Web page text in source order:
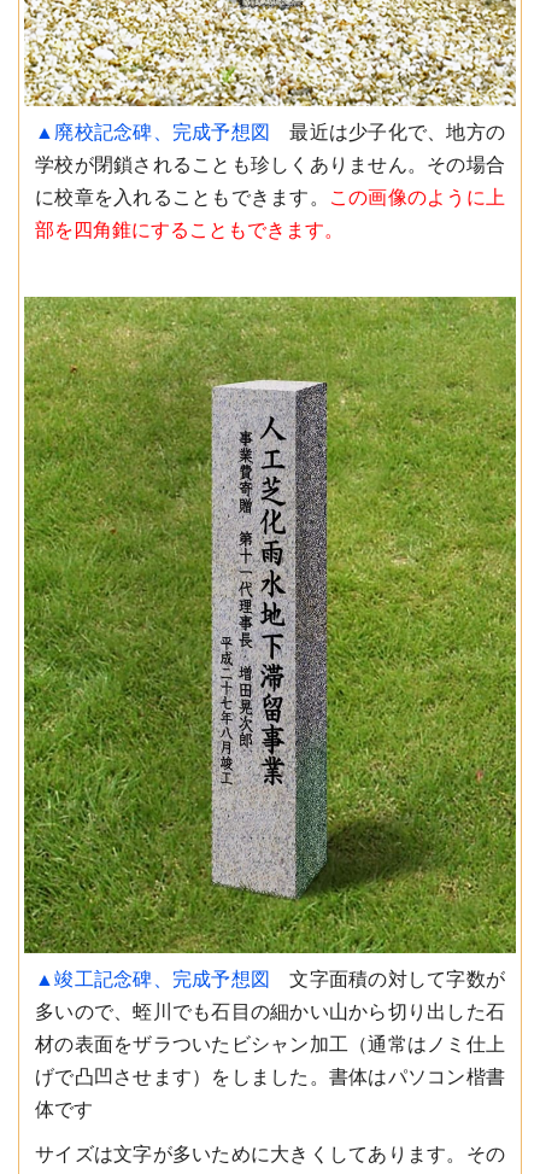
▲廃校記念碑、完成予想図
最近は少子化で、地方の
学校が閉鎖されることも珍しくありません。その場合
に校章を入れることもできます。
この画像のように上
部を四角錐にすることもできます。
▲竣工記念碑、完成予想図
文字面積の対して字数が
多いので、蛭川でも石目の細かい山から切り出した石
材の表面をザラついたビシャン加工（通常はノミ仕上
げで凸凹させます）をしました。書体はパソコン楷書
体です
サイズは文字が多いために大きくしてあります。その